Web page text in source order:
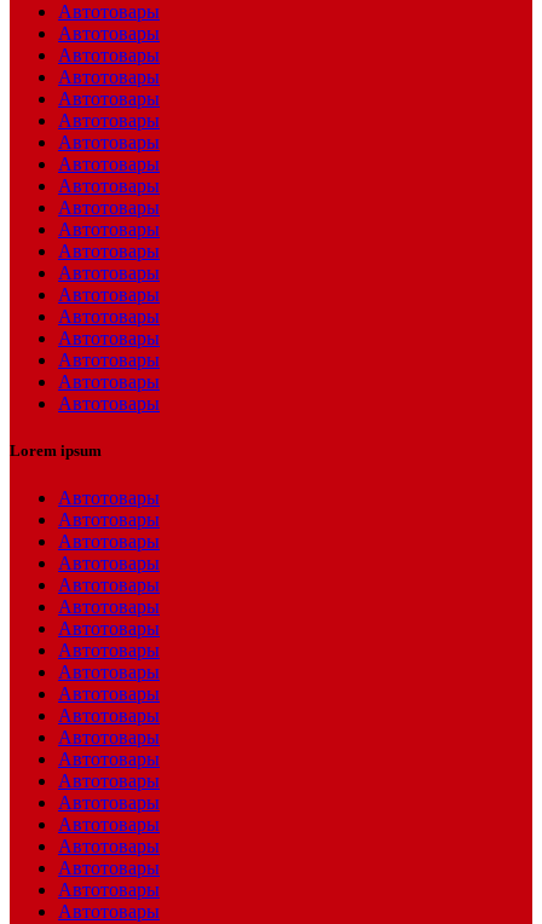
Автотовары
Автотовары
Автотовары
Автотовары
Автотовары
Автотовары
Автотовары
Автотовары
Автотовары
Автотовары
Автотовары
Автотовары
Автотовары
Автотовары
Автотовары
Автотовары
Автотовары
Автотовары
Автотовары
Lorem ipsum
Автотовары
Автотовары
Автотовары
Автотовары
Автотовары
Автотовары
Автотовары
Автотовары
Автотовары
Автотовары
Автотовары
Автотовары
Автотовары
Автотовары
Автотовары
Автотовары
Автотовары
Автотовары
Автотовары
Автотовары